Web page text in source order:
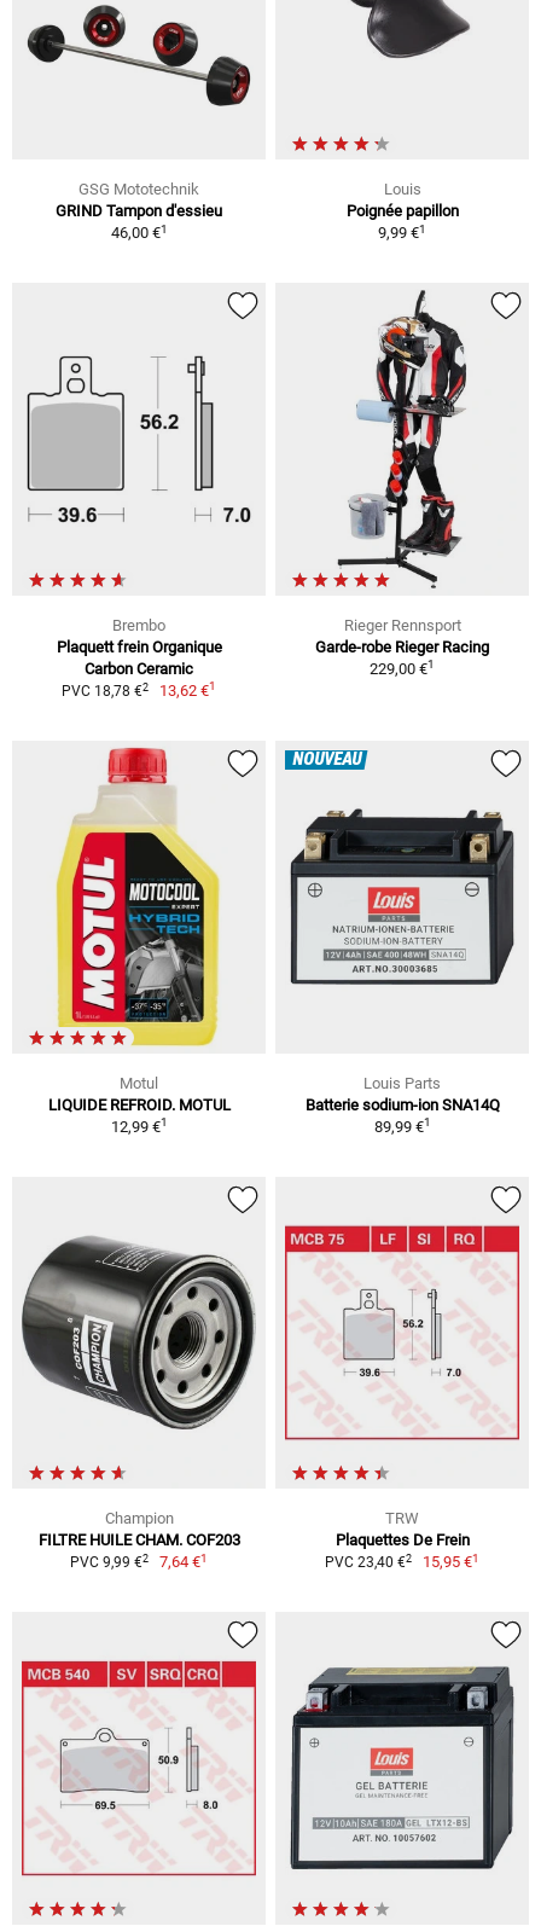
GSG Mototechnik
GRIND Tampon d'essieu
46,00 €1
Louis
Poignée papillon
9,99 €1
Brembo
Plaquett frein Organique
Carbon Ceramic
PVC 18,78 €2 13,62 €1
Rieger Rennsport
Garde-robe Rieger Racing
229,00 €1
Motul
LIQUIDE REFROID. MOTUL
12,99 €1
NOUVEAU
Louis Parts
Batterie sodium-ion SNA14Q
89,99 €1
Champion
FILTRE HUILE CHAM. COF203
PVC 9,99 €2 7,64 €1
TRW
Plaquettes De Frein
PVC 23,40 €2 15,95 €1